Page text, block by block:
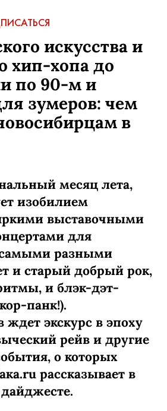
искусства и
хип-хопа до
по 90-м и
зумеров: чем
в
месяц лета,
изобилием
выставочными
для
разными
и старый добрый рок,
и блэк-дэт-
панк!).
ждет экскурс в эпоху
рейв и другие
о которых
рассказывает в